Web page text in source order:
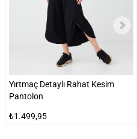
Yırtmaç Detaylı Rahat Kesim
Pantolon
₺1.499,95